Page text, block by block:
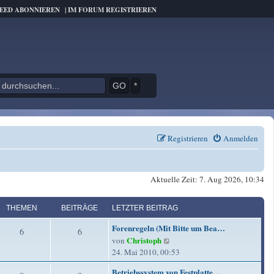
ABONNIEREN |IM FORUM REGISTRIEREN
*
Anmelden
Registrieren
Aktuelle Zeit: 7. Aug 2026, 10:34
THEMEN BEITRÄGE LETZTER BEITRAG
6T
6B
L
e
t
z
t
Forenregeln (Mit Bitte um Bea…
von Christoph
e
u
24. Mai 2010, 00:53
L